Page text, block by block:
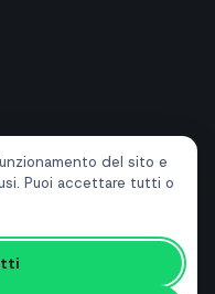
del sito e
Puoi accettare tutti o